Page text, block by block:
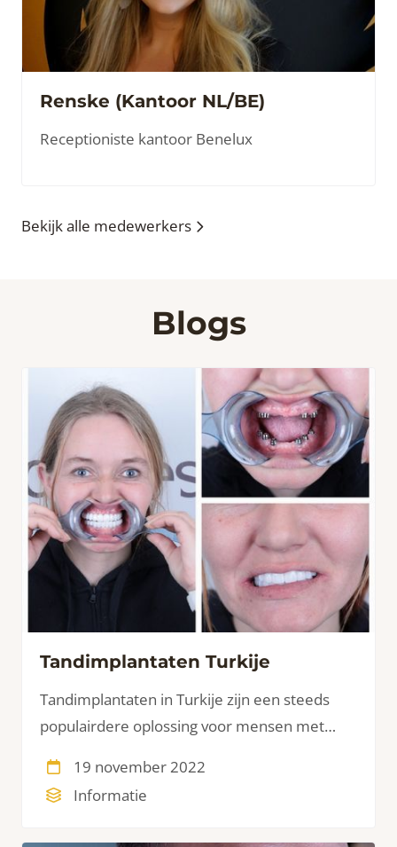
Renske (Kantoor NL/BE)
Receptioniste kantoor Benelux
Bekijk alle medewerkers
Blogs
Tandimplantaten Turkije
Tandimplantaten in Turkije zijn een steeds
populairdere oplossing voor mensen met
kiezen. Moderne tandheelkunde en
geavanceerde technologie stellen
19 november 2022
Informatie